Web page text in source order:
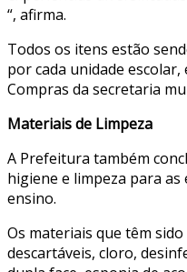
“, afirma.
Todos os itens estão
por cada unidade
Compras da secretaria
Materiais de Limpeza
A Prefeitura também
higiene e limpeza para as
ensino.
Os materiais que têm
descartáveis, cloro,